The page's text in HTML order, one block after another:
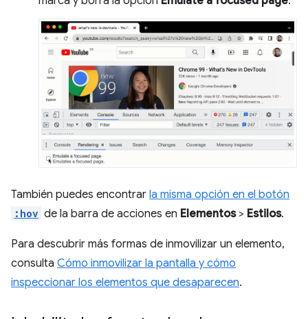
También puedes encontrar la misma opción en el botón
:hov de la barra de acciones en Elementos> Estilos.
Para descubrir más formas de inmovilizar un elemento,
consulta Cómo inmovilizar la pantalla y cómo
inspeccionar los elementos que desaparecen.